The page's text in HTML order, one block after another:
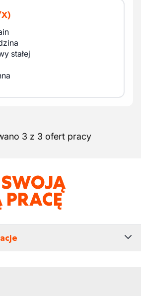
stałej
3 z 3 ofert pracy